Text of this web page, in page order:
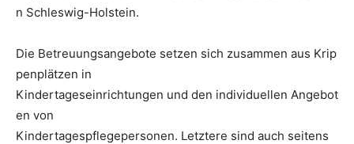
n Schleswig-Holstein.
Die Betreuungsangebote setzen sich zusammen aus Krip
penplätzen in
Kindertageseinrichtungen und den individuellen Angebot
en von
Kindertagespflegepersonen. Letztere sind auch seitens